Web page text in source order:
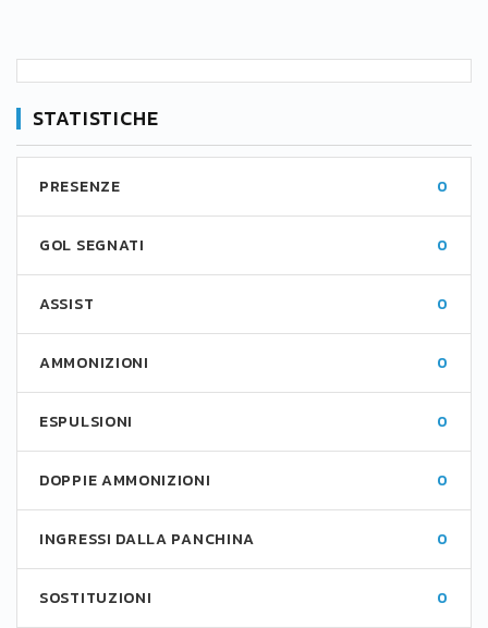
STATISTICHE
PRESENZE 0
GOL SEGNATI 0
ASSIST 0
AMMONIZIONI 0
ESPULSIONI 0
DOPPIE AMMONIZIONI 0
INGRESSI DALLA PANCHINA 0
SOSTITUZIONI 0